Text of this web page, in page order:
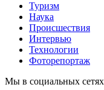
Туризм
Наука
Происшествия
Интервью
Технологии
Фоторепортаж
Мы в социальных сетях